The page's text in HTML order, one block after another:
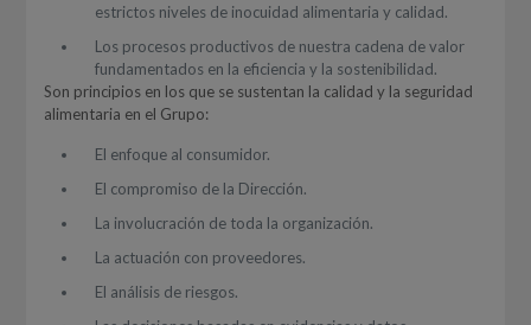
estrictos niveles de inocuidad alimentaria y calidad.
Los procesos productivos de nuestra cadena de valor
fundamentados en la eficiencia y la sostenibilidad.
Son principios en los que se sustentan la calidad y la seguridad
alimentaria en el Grupo:
El enfoque al consumidor.
El compromiso de la Dirección.
La involucración de toda la organización.
La actuación con proveedores.
El análisis de riesgos.